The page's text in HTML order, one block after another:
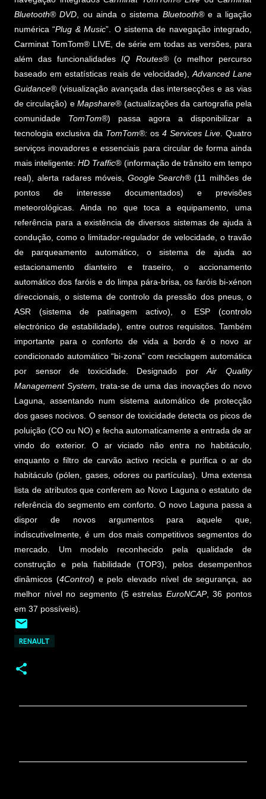
Bluetooth® DVD , ou ainda o sistema Bluetooth®e a ligação
numérica “Plug & Music”. O sistema de navegação integrado,
Carminat TomTom® LIVE, de série em todas as versões, para
além das funcionalidades IQ Routes®(o melhor percurso
baseado em estatísticas reais de velocidade), Advanced Lane
Guidance®(visualização avançada das intersecções e as vias
de circulação) eMapshare®(actualizações da cartografia pela
comunidade TomTom®) passa agora a disponibilizar a
tecnologia exclusiva da TomTom®: os 4 Services Live . Quatro
serviços inovadores e essenciais para circular de forma ainda
mais inteligente:HD Traffic®(informação de trânsito em tempo
real), alerta radares móveis,
Google Search®(11 milhões de
pontos de interesse documentados) e previsões
meteorológicas. Ainda no que toca a equipamento, uma
referência para a existência de diversos sistemas de ajuda à
condução, como o limitador-regulador de velocidade, o travão
de parqueamento automático, o sistema de ajuda ao
estacionamento dianteiro e traseiro, o accionamento
automático dos faróis e do limpa pára-brisa, os faróis bi-xénon
direccionais, o sistema de controlo da pressão dos pneus, o
ASR (sistema de patinagem activo), o ESP (controlo
electrónico de estabilidade), entre outros requisitos. Também
importante para o conforto de vida a bordo é o novo ar
condicionado automático “bi-zona” com reciclagem automática
por sensor de toxicidade. Designado porAir Quality
Management System , trata-se de uma das inovações do novo
Laguna, assentando num sistema automático de protecção
dos gases nocivos. O sensor de toxicidade detecta os picos de
poluição (CO ou NO) e fecha automaticamente a entrada de ar
vindo do exterior. O ar viciado não entra no habitáculo,
enquanto o filtro de carvão activo recicla e purifica o ar do
habitáculo (pólen, gases, odores ou partículas). Uma extensa
lista de atributos que conferem ao Novo Laguna o estatuto de
referência do segmento em conforto. O novo Laguna passa a
dispor de novos argumentos para aquele que,
indiscutivelmente, é um dos mais competitivos segmentos do
mercado. Um modelo reconhecido pela qualidade de
construção e pela fiabilidade (TOP3), pelos desempenhos
dinâmicos (4Control) e pelo elevado nível de segurança, ao
melhor nível no segmento (5 estrelas EuroNCAP, 36 pontos
em 37 possíveis).
RENAULT